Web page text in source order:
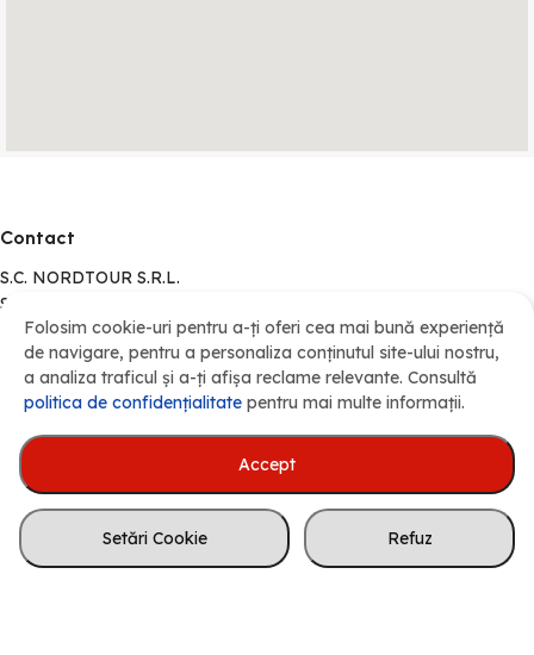
Acesta este un magazin demo.
Comenzile plasate pe acest site nu vor
fi procesate. Vă mulțumim pentru
înțelegere!
Contact
S.C. NORDTOUR S.R.L.
Strada Freziilor Nr. 10, Loc. Cătămărăști-Deal, 717248, Jud.
Botoșani
Informaţii
Logare cont
Înregistrare cont
Despre noi
Livrare, plată
Cum cumpăr
Folosim cookie-uri pentru a-ți oferi cea mai bună experiență
de navigare, pentru a personaliza conținutul site-ului nostru,
a analiza traficul și a-ți afișa reclame relevante. Consultă
politica de confidenţialitate pentru mai multe informații.
Accept
Setări Cookie Refuz